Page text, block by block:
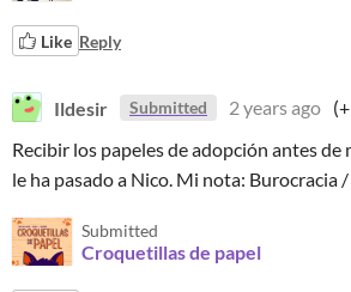
Like Reply
Ildesir Submitted 2 years ago
Recibir los papeles de adopción antes de
le ha pasado a Nico. Mi nota: Burocracia
Submitted
Croquetillas de papel